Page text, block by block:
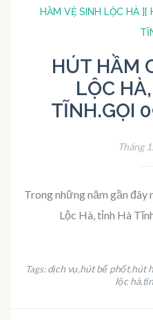
HẦM VỆ SINH LỘC HÀ ] [
HÚT HẦM
LỘC
TĨNH.GỌI
Tháng
Trong những năm gần đây
Lộc Hà, tỉnh Hà
Tags:dịch vụ,hút bể phốt,hút
lộc hà,